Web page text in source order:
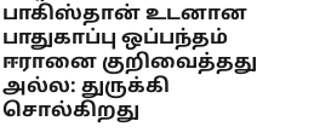
பாகிஸ்தான் உடனான
பாதுகாப்பு ஒப்பந்தம்
ஈரானை குறிவைத்தது
அல்ல: துருக்கி
சொல்கிறது